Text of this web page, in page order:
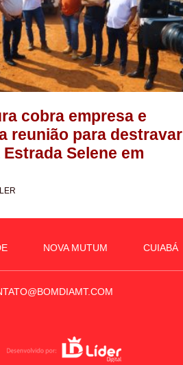
cobra empresa e
reunião para destravar
Selene em
NOVA MUTUM CUIABÁ